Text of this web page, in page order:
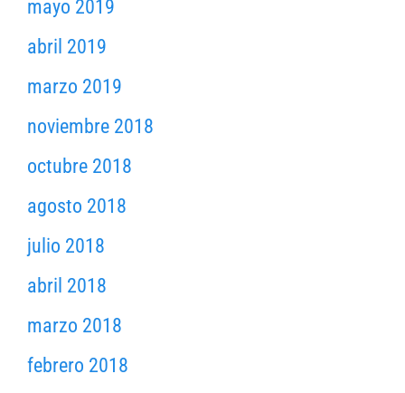
mayo 2019
abril 2019
marzo 2019
noviembre 2018
octubre 2018
agosto 2018
julio 2018
abril 2018
marzo 2018
febrero 2018